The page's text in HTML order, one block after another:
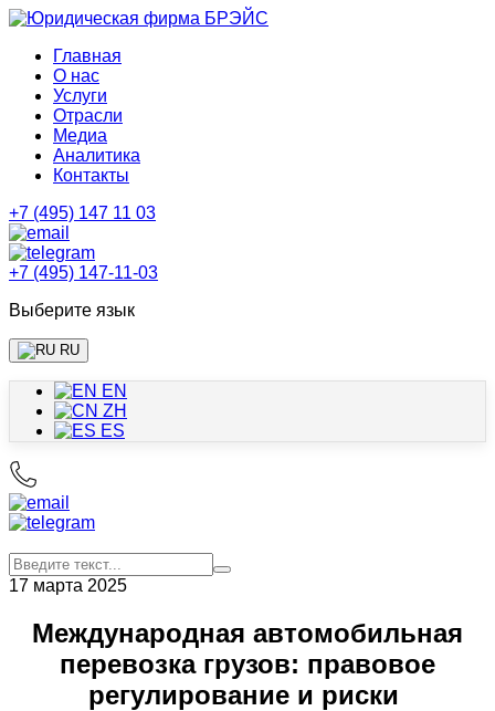
Главная
О нас
Услуги
Отрасли
Медиа
Аналитика
Контакты
+7 (495) 147 11 03
+7 (495) 147-11-03
Выберите язык
RU
EN
ZH
ES
17 марта 2025
Международная автомобильная
перевозка грузов: правовое
регулирование и риски